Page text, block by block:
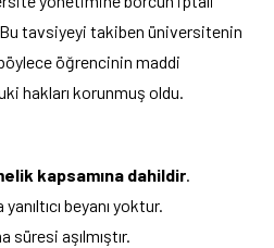
tavsiyeyi takiben üniversitenin
öğrencinin maddi
hakları korunmuş oldu.
kapsamına dahildir
beyanı yoktur.
aşılmıştır.